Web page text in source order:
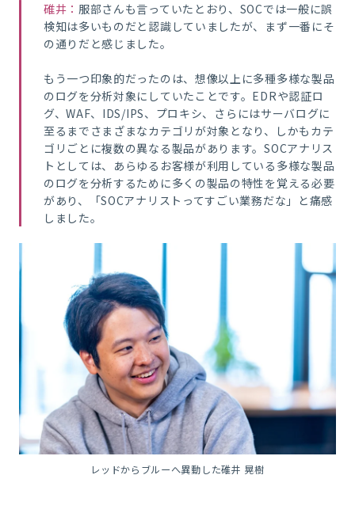
碓井： 服部さんも言っていたとおり、SOCでは一般に誤
検知は多いものだと認識していましたが、まず一番にそ
の通りだと感じました。
もう一つ印象的だったのは、想像以上に多種多様な製品
のログを分析対象にしていたことです。EDRや認証ロ
グ、WAF、IDS/IPS、プロキシ、さらにはサーバログに
至るまでさまざまなカテゴリが対象となり 、しかもカテ
ゴリごとに複数の異なる製品があります。SOCアナリス
トとしては、あらゆるお客様が利用している多様な製品
のログを分析するために多くの製品の特性を覚える必要
があり、「SOCアナリストってすごい業務だな」と痛感
しました。
レッドからブルーへ異動した碓井 晃樹